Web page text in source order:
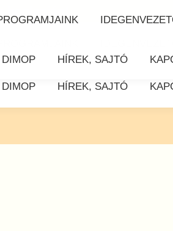
honlapján!
DIMOP HÍREK, SAJTÓ
DIMOP HÍREK, SAJTÓ